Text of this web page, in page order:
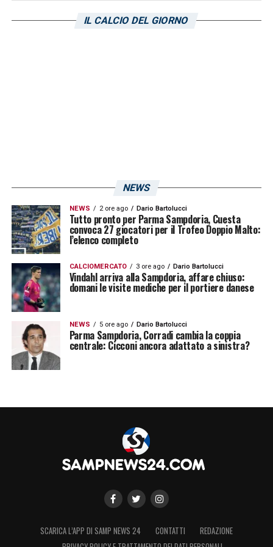
IL CALCIO DEL GIORNO
NEWS
NEWS 2 ore ago Dario Bartolucci
Tutto pronto per Parma Sampdoria, Cuesta
convoca 27 giocatori per il Trofeo Doppio Malto:
l’elenco completo
CALCIOMERCATO 3 ore ago Dario Bartolucci
Vindahl arriva alla Sampdoria, affare chiuso:
domani le visite mediche per il portiere danese
NEWS 5 ore ago Dario Bartolucci
Parma Sampdoria, Corradi cambia la coppia
centrale: Cicconi ancora adattato a sinistra?
SCARICA L’APP DI SAMP NEWS 24 CONTATTI
REDAZIONE